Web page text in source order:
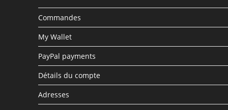
Commandes
My Wallet
PayPal payments
Détails du compte
Adresses